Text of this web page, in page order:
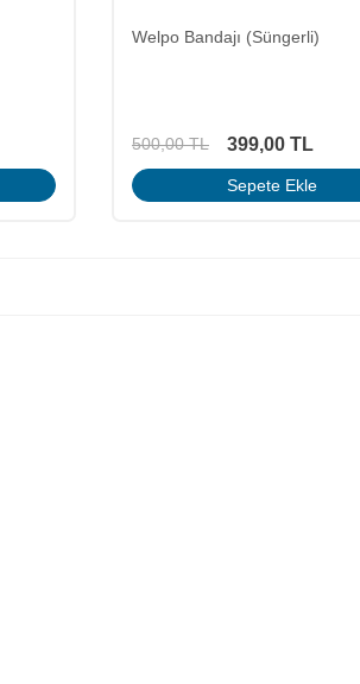
Welpo Bandajı (Süngerli)
500,00TL 399,00TL
Sepete Ekle